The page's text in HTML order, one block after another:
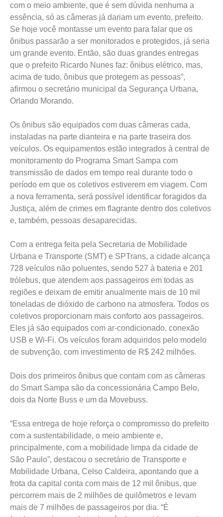
com o meio ambiente, que é sem dúvida nenhuma a
essência, só as câmeras já dariam um evento, prefeito.
Se hoje você montasse um evento para falar que os
ônibus passarão a ser monitorados e protegidos, já seria
um grande evento. Então, são duas grandes entregas
que o prefeito Ricardo Nunes faz: ônibus elétrico, mas,
acima de tudo, ônibus que protegem as pessoas”,
afirmou o secretário municipal da Segurança Urbana,
Orlando Morando.
Os ônibus são equipados com duas câmeras cada,
instaladas na parte dianteira e na parte traseira dos
veículos. Os equipamentos estão integrados à central de
monitoramento do Programa Smart Sampa com
transmissão de dados em tempo real durante todo o
período em que os coletivos estiverem em viagem. Com
a nova ferramenta, será possível identificar foragidos da
Justiça, além de crimes em flagrante dentro dos coletivos
e, também, pessoas desaparecidas.
Com a entrega feita pela Secretaria de Mobilidade
Urbana e Transporte (SMT) e SPTrans, a cidade alcança
728 veículos não poluentes, sendo 527 à bateria e 201
trólebus, que atendem aos passageiros em todas as
regiões e deixam de emitir anualmente mais de 10 mil
toneladas de dióxido de carbono na atmosfera. Todos os
coletivos proporcionam mais conforto aos passageiros.
Eles já são equipados com ar-condicionado, conexão
USB e Wi-Fi. Os veículos foram adquiridos pelo modelo
de subvenção, com investimento de R$ 242 milhões.
Dois dos primeiros ônibus que contam com as câmeras
do Smart Sampa são da concessionária Campo Belo,
dois da Norte Buss e um da Movebuss.
“Essa entrega de hoje reforça o compromisso do prefeito
com a sustentabilidade, o meio ambiente e,
principalmente, com a mobilidade limpa da cidade de
São Paulo”, destacou o secretário de Transporte e
Mobilidade Urbana, Celso Caldeira, apontando que a
frota da capital conta com mais de 12 mil ônibus, que
percorrem mais de 2 milhões de quilômetros e levam
mais de 7 milhões de passageiros por dia. “É